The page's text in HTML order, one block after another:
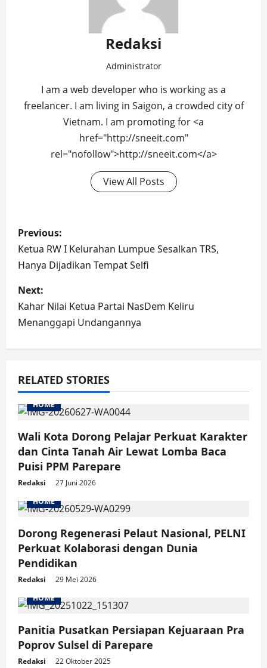
Redaksi
Administrator
I am a web developer who is working as a
freelancer. I am living in Saigon, a crowded city of
Vietnam. I am promoting for <a
href="http://sneeit.com"
rel="nofollow">http://sneeit.com</a>
View All Posts
Post
navigation
Previous:
Ketua RW I Kelurahan Lumpue Sesalkan TRS,
Hanya Dijadikan Tempat Selfi
Next:
Kahar Nilai Ketua Partai NasDem Keliru
Menanggapi Undangannya
RELATED STORIES
HOME
Wali Kota Dorong Pelajar Perkuat Karakter
dan Cinta Tanah Air Lewat Lomba Baca
Puisi PPM Parepare
Redaksi
27 Juni 2026
HOME
Dorong Regenerasi Pelaut Nasional, PELNI
Perkuat Kolaborasi dengan Dunia
Pendidikan
Redaksi
29 Mei 2026
HOME
Panitia Pusatkan Persiapan Kejuaraan Pra
Poprov Sulsel di Parepare
Redaksi 22 Oktober 2025